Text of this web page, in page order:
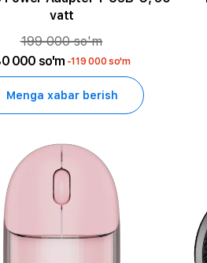
vatt
199 000 so'm
000 so'm -119 000 so'm
Menga xabar berish